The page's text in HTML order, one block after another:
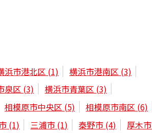
浜市港北区 (1) 横浜市港南区 (3)
泉区 (3) 横浜市青葉区 (3)
相模原市中央区 (5) 相模原市南区 (6)
(1) 三浦市 (1) 秦野市 (4) 厚木市